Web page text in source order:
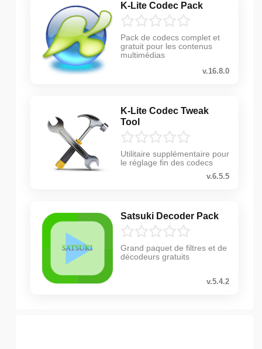
K-Lite Codec Pack
Pack de codecs complet et
gratuit pour les contenus
multimédias
v.16.8.0
K-Lite Codec Tweak
Tool
Utilitaire supplémentaire pour
le réglage fin des codecs
v.6.5.5
Satsuki Decoder Pack
Grand paquet de filtres et de
décodeurs gratuits
v.5.4.2